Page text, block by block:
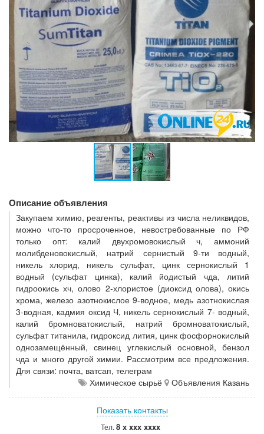
Описание объявления
Закупаем химию, реагенты, реактивы из числа неликвидов,
можно что-то просроченное, невостребованные по РФ
только опт: калий двухромовокислый ч, аммоний
молибденовокислый, натрий сернистый 9-ти водный,
никель хлорид, никель сульфат, цинк сернокислый 1
водный (сульфат цинка), калий йодистый чда, литий
гидроокись хч, олово 2-хлористое (диоксид олова), окись
хрома, железо азотнокислое 9-водное, медь азотнокислая
3-водная, кадмия оксид Ч, никель сернокислый 7- водный,
калий бромноватокислый, натрий бромноватокислый,
сульфат титанила, гидроксид лития, цинк фосфорнокислый
однозамещённый, свинец углекислый основной, бензол
чда и много другой химии. Рассмотрим все предложения.
Для связи: почта, ватсап, телеграм
Химическое сырьё
Объявления Казань
Показать контакты
Тел. 8 x xxx xxxx